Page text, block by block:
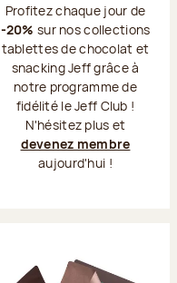
Profitez chaque jour de
-20% sur nos collections
tablettes de chocolat et
snacking Jeff grâce à
notre programme de
fidélité le Jeff Club !
N'hésitez plus et
devenez membre
aujourd'hui !